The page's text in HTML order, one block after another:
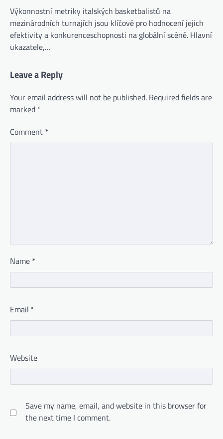
Výkonnostní metriky italských basketbalistů na
mezinárodních turnajích jsou klíčové pro hodnocení jejich
efektivity a konkurenceschopnosti na globální scéně. Hlavní
ukazatele,…
Leave a Reply
Your email address will not be published. Required fields are
marked *
Comment *
Name *
Email *
Website
Save my name, email, and website in this browser for
the next time I comment.